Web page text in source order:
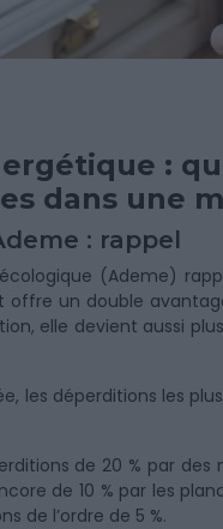
:
dans une
: rappel
(Ademe)
offre un double
elle devient aussi
les déperditions les
de 20 % par des
de 10 % par les
de l’ordre de 5 %.